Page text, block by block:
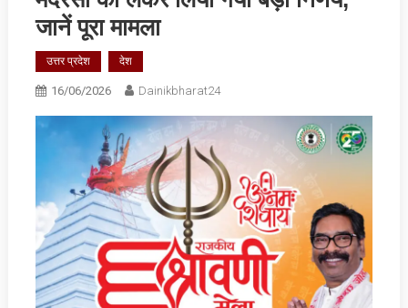
जानें पूरा मामला
उत्तर प्रदेश देश
16/06/2026 Dainikbharat24